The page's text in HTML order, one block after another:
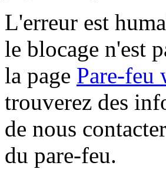
L'erreur est
le blocage n'est
la page Pare-feu
trouverez des
de nous
du pare-feu.